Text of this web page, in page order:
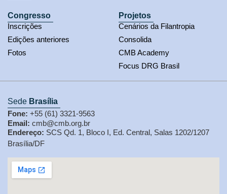
Congresso
Inscrições
Edições anteriores
Fotos
Projetos
Cenários da Filantropia
Consolida
CMB Academy
Focus DRG Brasil
Sede Brasília
Fone: +55 (61) 3321-9563
Email: cmb@cmb.org.br
Endereço: SCS Qd. 1, Bloco I, Ed. Central, Salas 1202/1207
Brasília/DF